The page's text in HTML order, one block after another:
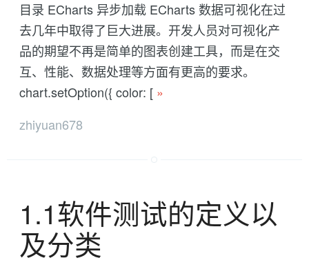
目录 ECharts 异步加载 ECharts 数据可视化在过
去几年中取得了巨大进展。开发人员对可视化产
品的期望不再是简单的图表创建工具，而是在交
互、性能、数据处理等方面有更高的要求。
chart.setOption({ color: [ »
zhiyuan678
1.1软件测试的定义以
及分类